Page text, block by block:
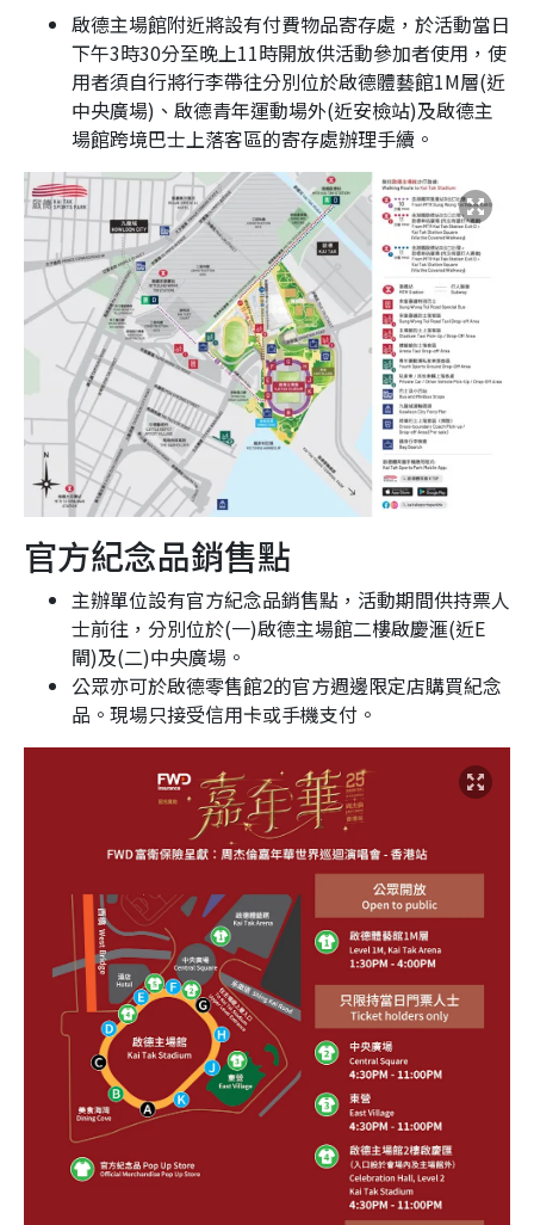
啟德主場館附近將設有付費物品寄存處，於活動當日
下午3時30分至晚上11時開放供活動參加者使用，使
用者須自行將行李帶往分別位於啟德體藝館1M層(近
中央廣場)、啟德青年運動場外(近安檢站)及啟德主
場館跨境巴士上落客區的寄存處辦理手續。
官方紀念品銷售點
主辦單位設有官方紀念品銷售點，活動期間供持票人
士前往，分別位於(一)啟德主場館二樓啟慶滙(近E
閘)及(二)中央廣場。
公眾亦可於啟德零售館2的官方週邊限定店購買紀念
品。現場只接受信用卡或手機支付。